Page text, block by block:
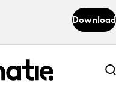
Download
Abonneer nu
Abonneer nu